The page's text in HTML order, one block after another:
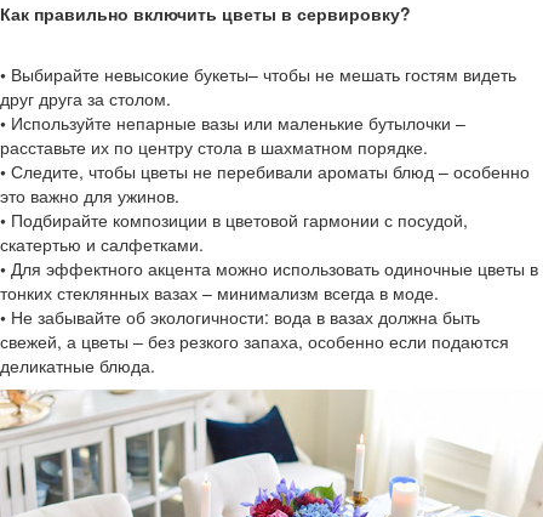
Как правильно включить цветы в сервировку?
• Выбирайте невысокие букеты– чтобы не мешать гостям видеть
друг друга за столом.
• Используйте непарные вазы или маленькие бутылочки –
расставьте их по центру стола в шахматном порядке.
• Следите, чтобы цветы не перебивали ароматы блюд – особенно
это важно для ужинов.
• Подбирайте композиции в цветовой гармонии с посудой,
скатертью и салфетками.
• Для эффектного акцента можно использовать одиночные цветы в
тонких стеклянных вазах – минимализм всегда в моде.
• Не забывайте об экологичности: вода в вазах должна быть
свежей, а цветы – без резкого запаха, особенно если подаются
деликатные блюда.